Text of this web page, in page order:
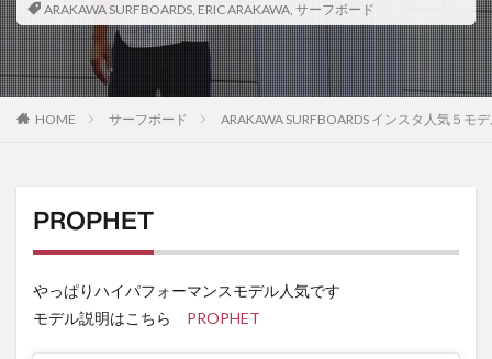
ARAKAWA SURFBOARDS, ERIC ARAKAWA, サーフボード
HOME サーフボード ARAKAWA SURFBOARDS インスタ人気５モ
PROPHET
やっぱりハイパフォーマンスモデル人気です
モデル説明はこちら PROPHET